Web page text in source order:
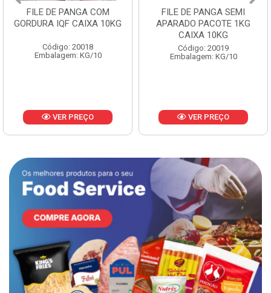
FILE DE PANGA SEMI
APARADO PACOTE 1KG
Código: 20019
Embalagem: KG/10
VER PREÇO
POLACA DESFIADA
PESCAMARES PCT5KG
CX10KG
Código: 20161
Embalagem: KG/10
VER PREÇO